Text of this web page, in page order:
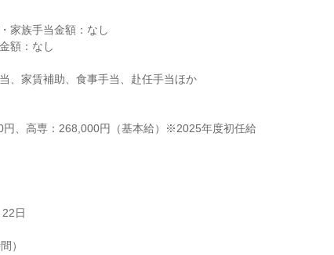
家族手当金額：なし
額：なし
、家賃補助、食事手当、赴任手当ほか
、高専：268,000円（基本給）※2025年度初任給
日
）